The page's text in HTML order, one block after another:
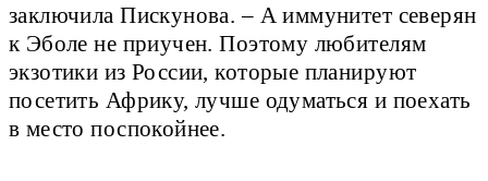
заключила Пискунова. – А иммунитет северян
к Эболе не приучен. Поэтому любителям
экзотики из России, которые планируют
посетить Африку, лучше одуматься и поехать
в место поспокойнее.